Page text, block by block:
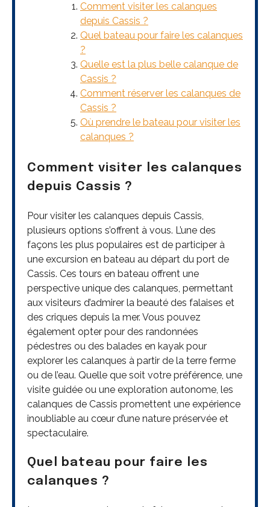
Comment visiter les calanques
depuis Cassis ?
Quel bateau pour faire les calanques
?
Quelle est la plus belle calanque de
Cassis ?
Comment réserver les calanques de
Cassis ?
Où prendre le bateau pour visiter les
calanques ?
Comment visiter les calanques
depuis Cassis ?
Pour visiter les calanques depuis Cassis,
plusieurs options s’offrent à vous. L’une des
façons les plus populaires est de participer à
une excursion en bateau au départ du port de
Cassis. Ces tours en bateau offrent une
perspective unique des calanques, permettant
aux visiteurs d’admirer la beauté des falaises et
des criques depuis la mer. Vous pouvez
également opter pour des randonnées
pédestres ou des balades en kayak pour
explorer les calanques à partir de la terre ferme
ou de l’eau. Quelle que soit votre préférence, une
visite guidée ou une exploration autonome, les
calanques de Cassis promettent une expérience
inoubliable au cœur d’une nature préservée et
spectaculaire.
Quel bateau pour faire les
calanques ?